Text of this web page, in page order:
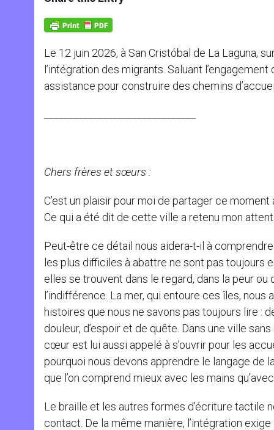
s
p
p
e
g
e
b
o
k
Le 12 juin 2026, à San Cristóbal de La Laguna,
l’intégration des migrants. Saluant
assistance pour construire des chemins
Chers frères et sœurs :
C’est un plaisir pour moi de partager ce
Ce qui a été dit de cette ville a retenu mon
Peut-être ce détail nous aidera-t-il à
les plus difficiles à abattre ne sont pas toujours
elles se trouvent dans le regard, dans la peur ou
l’indifférence. La mer, qui entoure ces îles, nous
histoires que nous ne savons pas toujours lire :
douleur, d’espoir et de quête. Dans une ville
cœur est lui aussi appelé à s’ouvrir pour les
pourquoi nous devons apprendre le langage de
que l’on comprend mieux avec les mains
Le braille et les autres formes d’écriture tactile
contact. De la même manière, l’intégration